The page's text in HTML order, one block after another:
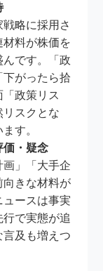
戦略に採用さ
料が株価を
です。「政
下がったら拾
政策リス
リスクとな
す。
価・疑念
画」「大手企
向きな材料が
ースは事実
で実態が追
及も増えつ